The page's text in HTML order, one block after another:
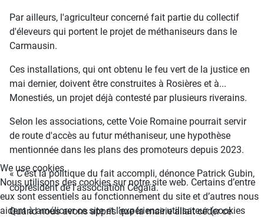
Par ailleurs, l'agriculteur concerné fait partie du collectif
d'éleveurs qui portent le projet de méthaniseurs dans le
Carmausin.
Ces installations, qui ont obtenu le feu vert de la justice en
mai dernier, doivent être construites à Rosières et à...
Monestiés, un projet déjà contesté par plusieurs riverains.
Selon les associations, cette Voie Romaine pourrait servir
de route d'accès au futur méthaniseur, une hypothèse
mentionnée dans les plans des promoteurs depuis 2023.
« C'est la politique du fait accompli, dénonce Patrick Gubin,
coprésident de l'association Cegaïa.
Quand nous avons appris que la mairie allait céder ce
We use cookies
Nous utilisons des cookies sur notre site web. Certains d’entre
eux sont essentiels au fonctionnement du site et d’autres nous
aident à améliorer ce site et l’expérience utilisateur (cookies